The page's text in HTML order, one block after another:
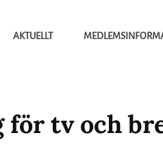
AKTUELLT
tv och